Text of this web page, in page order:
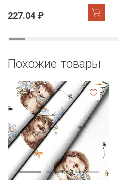
227.04 ₽
Похожие товары